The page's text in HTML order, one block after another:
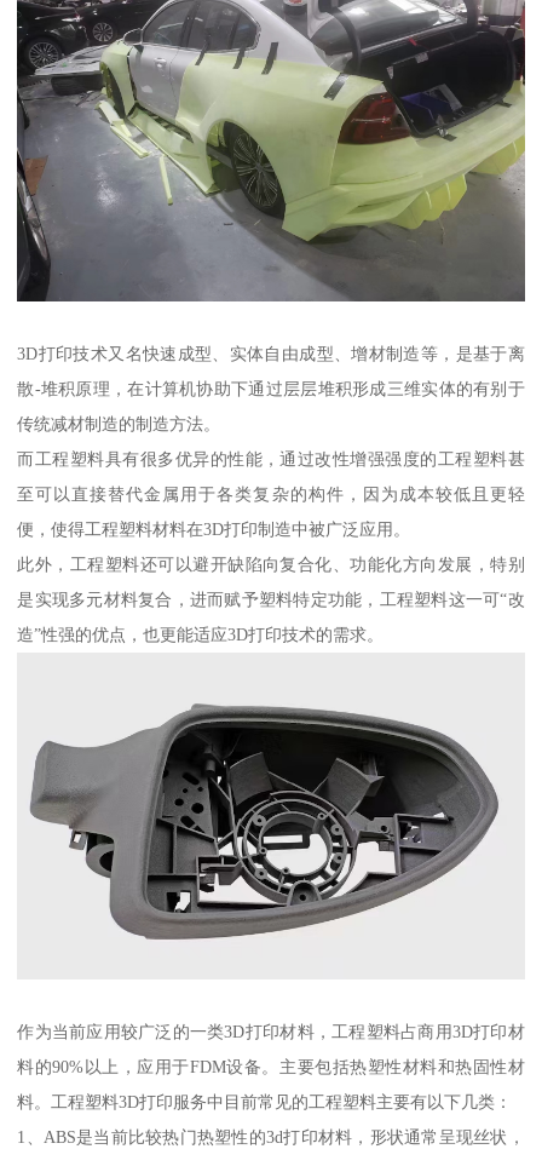
3D打印技术又名快速成型、实体自由成型、增材制造等，是基于离
散-堆积原理，在计算机协助下通过层层堆积形成三维实体的有别于
传统减材制造的制造方法。
而工程塑料具有很多优异的性能，通过改性增强强度的工程塑料甚
至可以直接替代金属用于各类复杂的构件，因为成本较低且更轻
便，使得工程塑料材料在3D打印制造中被广泛应用。
此外，工程塑料还可以避开缺陷向复合化、功能化方向发展，特别
是实现多元材料复合，进而赋予塑料特定功能，工程塑料这一可“改
造”性强的优点，也更能适应3D打印技术的需求。
作为当前应用较广泛的一类3D打印材料，工程塑料占商用3D打印材
料的90%以上，应用于FDM设备。主要包括热塑性材料和热固性材
料。工程塑料3D打印服务中目前常见的工程塑料主要有以下几类：
1、ABS是当前比较热门热塑性的3d打印材料，形状通常呈现丝状，